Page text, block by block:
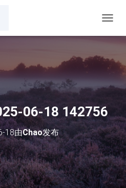
换
06-18 142756
18由Chao发布